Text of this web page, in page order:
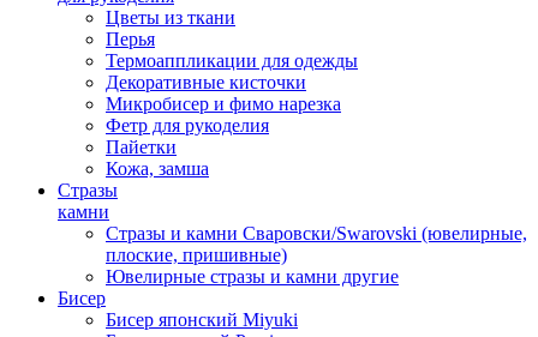
Цветы из ткани
Перья
Термоаппликации для одежды
Декоративные кисточки
Микробисер и фимо нарезка
Фетр для рукоделия
Пайетки
Кожа, замша
Стразы
камни
Стразы и камни Сваровски/Swarovski (ювелирные,
плоские, пришивные)
Ювелирные стразы и камни другие
Бисер
Бисер японский Miyuki